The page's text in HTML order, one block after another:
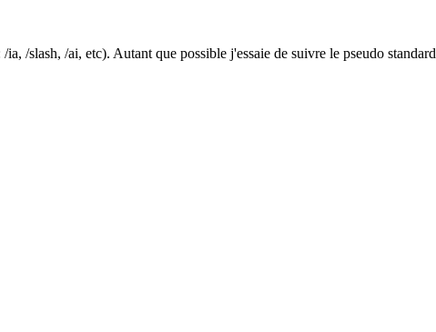
/slash, /ai, etc). Autant que possible j'essaie de suivre le pseudo standard